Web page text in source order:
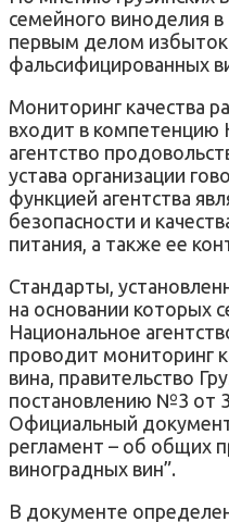
семейного виноделия в
первым делом
фальсифицированных
Мониторинг качества
входит в
агентство
устава организации
функцией агентства
безопасности и
питания, а также ее
Стандарты,
на основании которых
Национальное
проводит мониторинг
вина, правительство
постановлению №3 от 3
Официальный документ
регламент – об общих
виноградных вин”.
В документе